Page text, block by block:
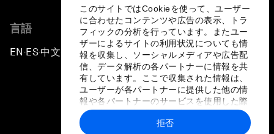
このサイトではCookieを使って、ユーザー
に合わせたコンテンツや広告の表示、トラ
フィックの分析を行っています。またユー
ザーによるサイトの利用状況についても情
報を収集し、ソーシャルメディアや広告配
信、データ解析の各パートナーに情報を共
有しています。ここで収集された情報は、
ユーザーが各パートナーに提供した他の情
報や各パートナーのサービスを使用した際
に収集された情報と組み合わされ、各パー
トナーによって使用されることがありま
拒否
言語
EN ▪ES▪中文▪ 日本語